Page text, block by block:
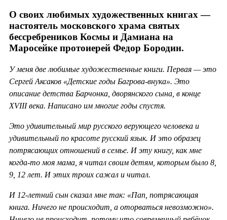
О своих любимых художественных книгах —
настоятель московского храма святых
бессребреников Космы и Дамиана на
Маросейке протоиерей Федор Бородин.
У меня две любимые художественные книги. Первая — это
Сергей Аксаков «Детские годы Багрова-внука». Это
описание детства Барчонка, дворянского сына, в конце
XVIII века. Написано им многие годы спустя.
Это удивительный мир русского верующего человека и
удивительный по красоте русский язык. И это образец
потрясающих отношений в семье. И эту книгу, как мне
когда-то моя мама, я читал своим детям, которым было 8,
9, 12 лет. И этих троих сажал и читал.
И 12-летний сын сказал мне так: «Пап, потрясающая
книга. Ничего не происходит, а оторваться невозможно».